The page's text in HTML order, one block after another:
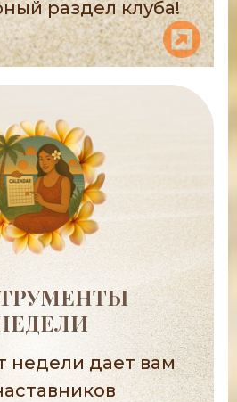
раздел клуба!
#razdel3
недели дает вам